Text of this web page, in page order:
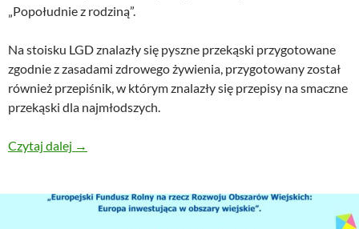
„Popołudnie z rodziną”.
Na stoisku LGD znalazły się pyszne przekąski przygotowane
zgodnie z zasadami zdrowego żywienia, przygotowany został
również przepiśnik, w którym znalazły się przepisy na smaczne
przekąski dla najmłodszych.
Czytaj dalej LGD promuje zdrową żywność
→